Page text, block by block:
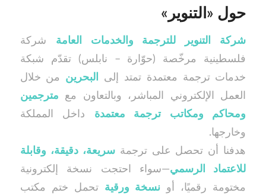
حول «التنوير»
شركة التنوير للترجمة والخدمات العامة شركة
فلسطينية مرخّصة (حوّارة – نابلس) تقدّم شبكة
خدمات ترجمة معتمدة تمتد إلى
البحرين من خلال
العمل الإلكتروني المباشر، وبالتعاون مع مترجمين
ومحاكم ومكاتب ترجمة معتمدة داخل المملكة
وخارجها.
هدفنا أن تحصل على ترجمةسريعة، دقيقة، وقابلة
للاعتماد الرسمي—سواء احتجت نسخة إلكترونية
مختومة رقميًا، أو نسخة ورقية تحمل ختم مكتب